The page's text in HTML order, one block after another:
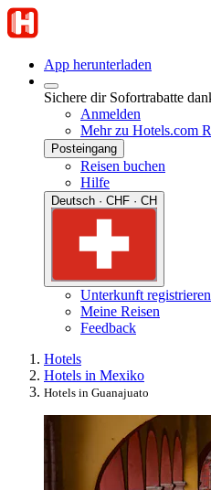
App herunterladen
Sichere dir Sofortrabatte
Anmelden
Mehr zu Hotels.com
Posteingang
Reisen buchen
Hilfe
Deutsch · CHF · CH
Unterkunft registrieren
Meine Reisen
Feedback
Hotels
Hotels in Mexiko
Hotels in Guanajuato